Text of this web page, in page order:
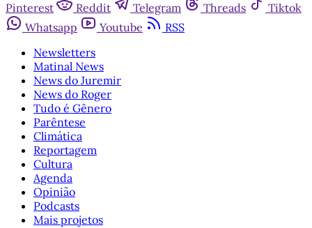
Pinterest
Reddit Telegram Threads
Tiktok
Whatsapp
Youtube
RSS
Newsletters
Matinal News
News do Juremir
News do Roger
Tudo é Gênero
Parêntese
Climática
Reportagem
Cultura
Agenda
Opinião
Podcasts
Mais projetos